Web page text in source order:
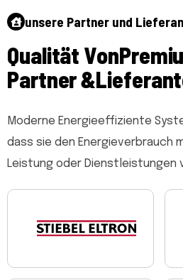
unsere Partner und
Qualität VonPremiu
Partner&Lieferant
Moderne Energieeffiziente
dass sie den Energieverbrauch
Leistung oder Dienstleistungen